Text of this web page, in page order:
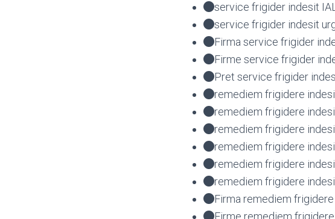
service frigider indesit
service frigider indesit
Firma service frigider
Firme service frigider
Pret service frigider
remediem frigidere
remediem frigidere
remediem frigidere
remediem frigidere
remediem frigidere
remediem frigidere
Firma remediem
Firme remediem